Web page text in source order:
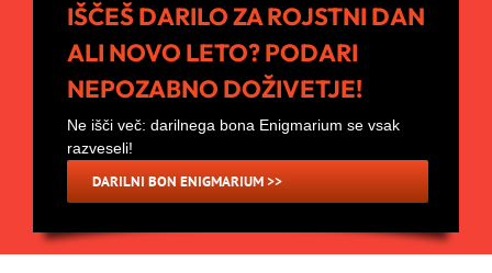
IŠČEŠ DARILO ZA ROJSTNI DAN
ALI NOVO LETO? PODARI
NEPOZABNO DOŽIVETJE!
Ne išči več: darilnega bona Enigmarium se vsak
razveseli!
DARILNI BON ENIGMARIUM >>